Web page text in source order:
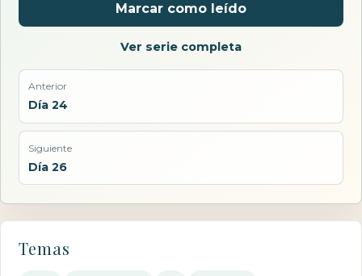
Marcar como leído
Ver serie completa
Anterior
Día 24
Siguiente
Día 26
Temas